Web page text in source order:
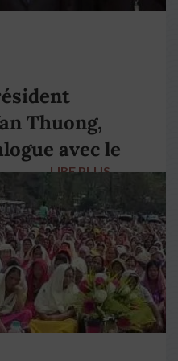
Thuong,
avec le
LIRE PLUS →